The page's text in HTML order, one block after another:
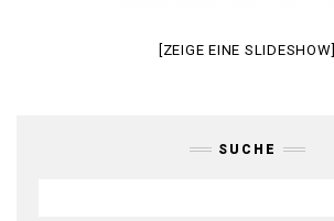
[ZEIGE EINE SLIDESHOW]
SUCHE